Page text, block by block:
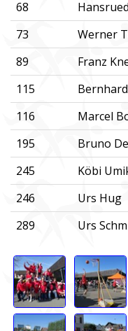
68
73
Werner
89
Franz
115
116
Marcel
195
Bruno
245
Köbi
246
Urs Hug
289
Urs